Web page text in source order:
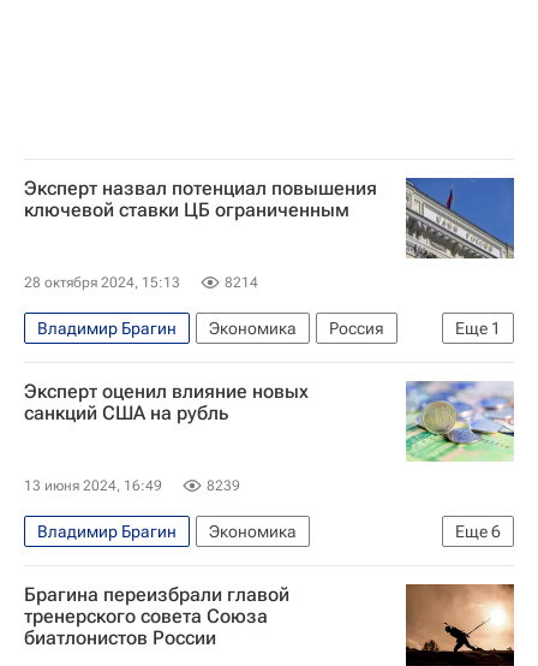
Эксперт назвал потенциал повышения
ключевой ставки ЦБ ограниченным
28 октября 2024, 15:13 8214
Еще 1
Владимир Брагин Экономика
Россия
Центральный Банк РФ (ЦБ РФ)
Эксперт оценил влияние новых
санкций США на рубль
13 июня 2024, 16:49 8239
Еще6
Владимир Брагин
Экономика
Цены на нефть
США
Россия
Московская биржа
Центральный Банк РФ (ЦБ РФ)
Брагина переизбрали главой
тренерского совета Союза
биатлонистов России